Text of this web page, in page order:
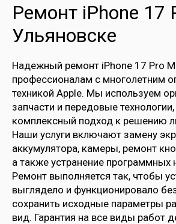
Ремонт iPhone 17
Ульяновске
Надежный ремонт iPhone 17 Pro
профессионалам с многолетним
техникой Apple. Мы используем
запчасти и передовые
комплексный подход к решению
Наши услуги включают замену
аккумулятора, камеры, ремонт
а также устранение программных
Ремонт выполняется так, чтобы
выглядело и функционировало
сохранить исходные параметры
вид. Гарантия на все виды работ